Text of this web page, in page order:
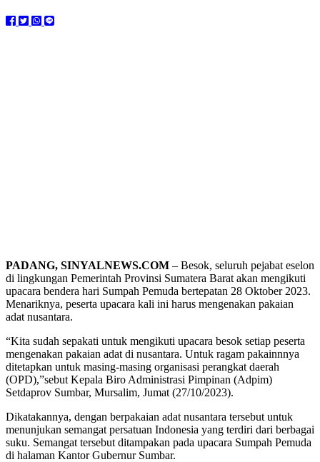
PADANG, SINYALNEWS.COM – Besok, seluruh pejabat eselon
di lingkungan Pemerintah Provinsi Sumatera Barat akan mengikuti
upacara bendera hari Sumpah Pemuda bertepatan 28 Oktober 2023.
Menariknya, peserta upacara kali ini harus mengenakan pakaian
adat nusantara.
“Kita sudah sepakati untuk mengikuti upacara besok setiap peserta
mengenakan pakaian adat di nusantara. Untuk ragam pakainnnya
ditetapkan untuk masing-masing organisasi perangkat daerah
(OPD),”sebut Kepala Biro Administrasi Pimpinan (Adpim)
Setdaprov Sumbar, Mursalim, Jumat (27/10/2023).
Dikatakannya, dengan berpakaian adat nusantara tersebut untuk
menunjukan semangat persatuan Indonesia yang terdiri dari berbagai
suku. Semangat tersebut ditampakan pada upacara Sumpah Pemuda
di halaman Kantor Gubernur Sumbar.